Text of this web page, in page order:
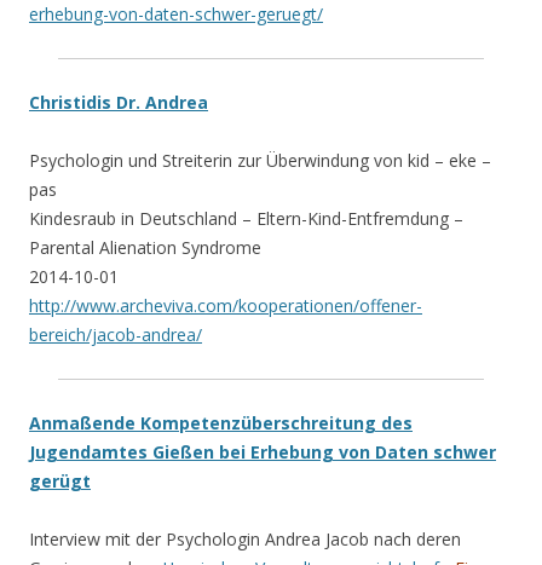
erhebung-von-daten-schwer-geruegt/
Christidis Dr. Andrea
Psychologin und Streiterin zur Überwindung von kid – eke –
pas
Kindesraub in Deutschland – Eltern-Kind-Entfremdung –
Parental Alienation Syndrome
2014-10-01
http://www.archeviva.com/kooperationen/offener-
bereich/jacob-andrea/
Anmaßende Kompetenzüberschreitung des
Jugendamtes Gießen bei Erhebung von Daten schwer
gerügt
Interview mit der Psychologin Andrea Jacob nach deren